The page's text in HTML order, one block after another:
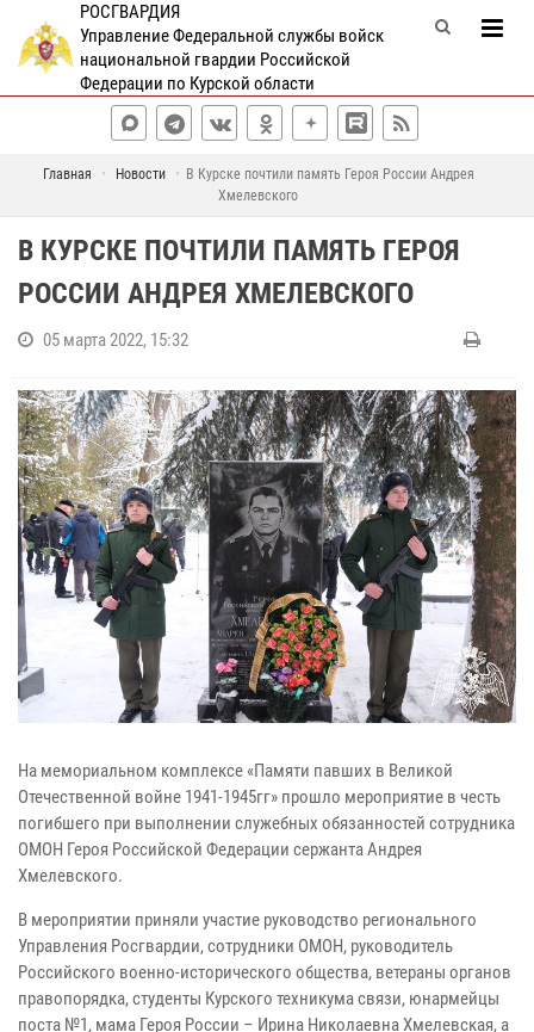
РОСГВАРДИЯ
Управление Федеральной службы войск
национальной гвардии Российской
Федерации по Курской области
Главная Новости
В Курске почтили память Героя России Андрея
Хмелевского
В КУРСКЕ ПОЧТИЛИ ПАМЯТЬ ГЕРОЯ
РОССИИ АНДРЕЯ ХМЕЛЕВСКОГО
05 марта 2022, 15:32
На мемориальном комплексе «Памяти павших в Великой
Отечественной войне 1941-1945гг» прошло мероприятие в честь
погибшего при выполнении служебных обязанностей сотрудника
ОМОН Героя Российской Федерации сержанта Андрея
Хмелевского.
В мероприятии приняли участие руководство регионального
Управления Росгвардии, сотрудники ОМОН, руководитель
Российского военно-исторического общества, ветераны органов
правопорядка, студенты Курского техникума связи, юнармейцы
поста №1, мама Героя России – Ирина Николаевна Хмелевская, а